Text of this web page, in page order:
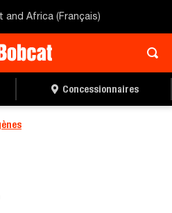
and Africa (Français)
Concessionnaires